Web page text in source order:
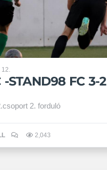
12.
-STAND98 FC 3-2
2. forduló
2,043